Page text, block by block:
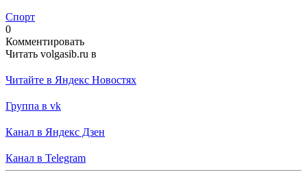
Спорт
0
Комментировать
Читать volgasib.ru в
Читайте в Яндекс Новостях
Группа в vk
Канал в Яндекс Дзен
Канал в Telegram